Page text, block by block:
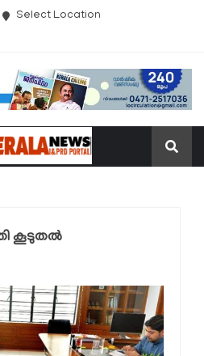
Select Location
കൂടുതല്‍